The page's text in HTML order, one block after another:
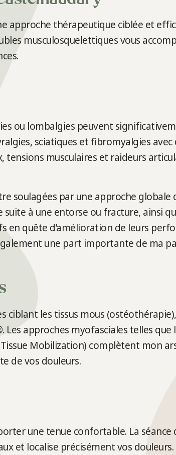
approche thérapeutique ciblée et
musculosquelettiques vous
ou lombalgies peuvent
sciatiques et fibromyalgies avec
tensions musculaires et raideurs
soulagées par une approche globale
à une entorse ou fracture, ainsi
quête d’amélioration de leurs
une part importante de ma
ciblant les tissus mous
approches myofasciales telles que
Mobilization) complètent mon
de vos douleurs.
une tenue confortable. La séance
et localise précisément vos douleurs.